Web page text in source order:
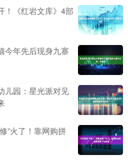
！《红岩文库》4部
今年先后现身九寨
儿园：星光派对见
”火了！靠网购拼